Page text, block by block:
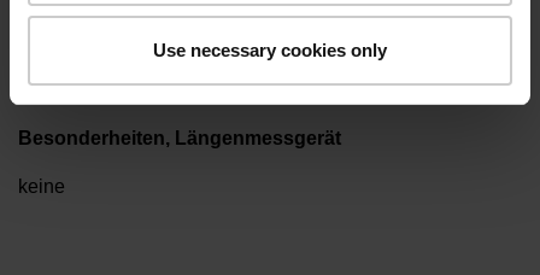
Use necessary cookies only
Besonderheiten, Längenmessgerät
keine